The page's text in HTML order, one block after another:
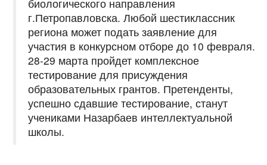
биологического направления
г.Петропавловска. Любой шестиклассник
региона может подать заявление для
участия в конкурсном отборе до 10 февраля.
28-29 марта пройдет комплексное
тестирование для присуждения
образовательных грантов. Претенденты,
успешно сдавшие тестирование, станут
учениками Назарбаев интеллектуальной
школы.